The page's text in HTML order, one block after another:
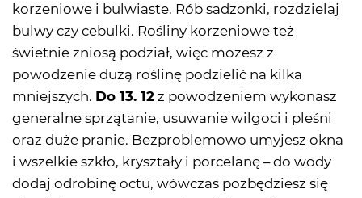
korzeniowe i bulwiaste. Rób sadzonki, rozdzielaj
bulwy czy cebulki. Rośliny korzeniowe też
świetnie zniosą podział, więc możesz z
powodzenie dużą roślinę podzielić na kilka
mniejszych. Do 13. 12 z powodzeniem wykonasz
generalne sprzątanie, usuwanie wilgoci i pleśni
oraz duże pranie. Bezproblemowo umyjesz okna
i wszelkie szkło, kryształy i porcelanę – do wody
dodaj odrobinę octu, wówczas pozbędziesz się